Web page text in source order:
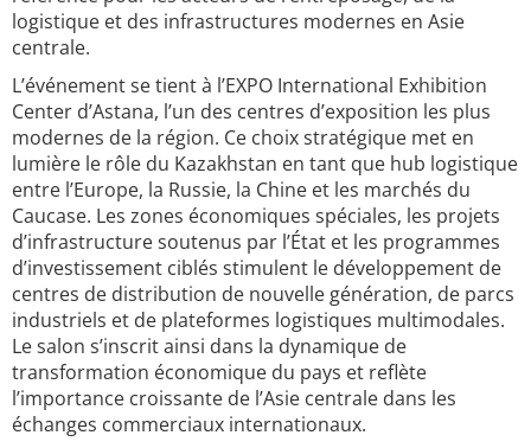
logistique et des infrastructures modernes en Asie
centrale.
L’événement se tient à l’EXPO International Exhibition
Center d’Astana, l’un des centres d’exposition les plus
modernes de la région. Ce choix stratégique met en
lumière le rôle du Kazakhstan en tant que hub logistique
entre l’Europe, la Russie, la Chine et les marchés du
Caucase. Les zones économiques spéciales, les projets
d’infrastructure soutenus par l’État et les programmes
d’investissement ciblés stimulent le développement de
centres de distribution de nouvelle génération, de parcs
industriels et de plateformes logistiques multimodales.
Le salon s’inscrit ainsi dans la dynamique de
transformation économique du pays et reflète
l’importance croissante de l’Asie centrale dans les
échanges commerciaux internationaux.